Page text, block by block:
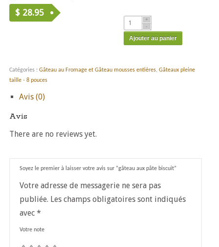
$28.95
Ajouter au panier
Catégories : Gâteau au Fromage et Gâteau mousses entières, Gâteaux pleine
taille - 8 pouces
Avis (0)
Avis
There are no reviews yet.
Soyez le premier à laisser votre avis sur “gâteau aux pâte biscuit”
Votre adresse de messagerie ne sera pas
publiée. Les champs obligatoires sont indiqués
avec *
Votre note